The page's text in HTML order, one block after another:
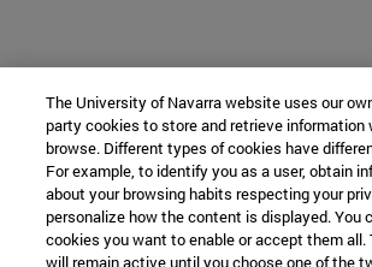
The University of Navarra website uses our
party cookies to store and retrieve information
browse. Different types of cookies have
For example, to identify you as a user, obtain
about your browsing habits respecting your
personalize how the content is displayed. You
cookies you want to enable or accept them all.
will remain active until you choose one of the